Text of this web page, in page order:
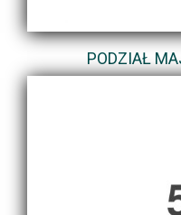
PODZIAŁ